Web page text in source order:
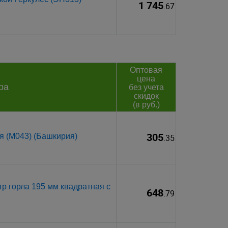
1 745.67
Оптовая
цена
без учета
скидок
(в руб.)
(М043) (Башкирия) 305.35
горла 195 мм квадратная с 648.79